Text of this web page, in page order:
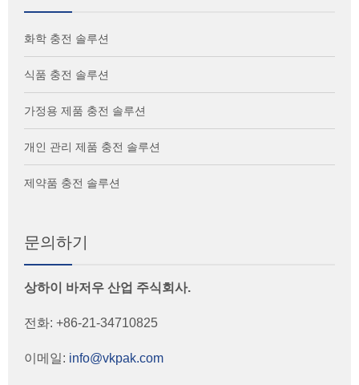
화학 충전 솔루션
식품 충전 솔루션
가정용 제품 충전 솔루션
개인 관리 제품 충전 솔루션
제약품 충전 솔루션
문의하기
상하이 바저우 산업 주식회사.
전화: +86-21-34710825
이메일: info@vkpak.com